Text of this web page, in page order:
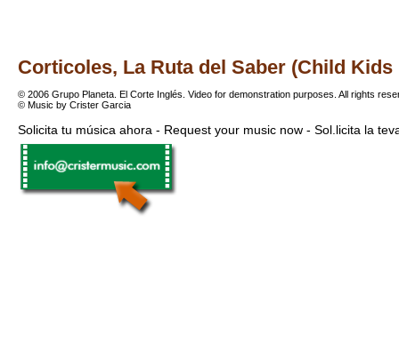
Corticoles, La Ruta del Saber (Child
© 2006 Grupo Planeta. El Corte Inglés. Video for demonstration purposes. All rights
© Music by Crister Garcia
Solicita tu música ahora - Request your music now - Sol.licita la